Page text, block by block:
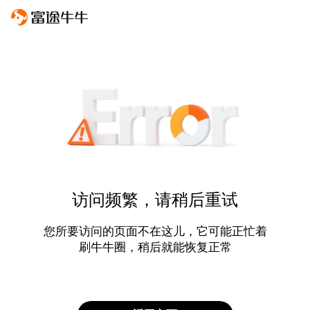
访问频繁，请稍后重试
您所要访问的页面不在这儿，它可能正忙着
刷牛牛圈，稍后就能恢复正常